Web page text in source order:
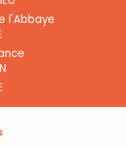
l'Abbaye